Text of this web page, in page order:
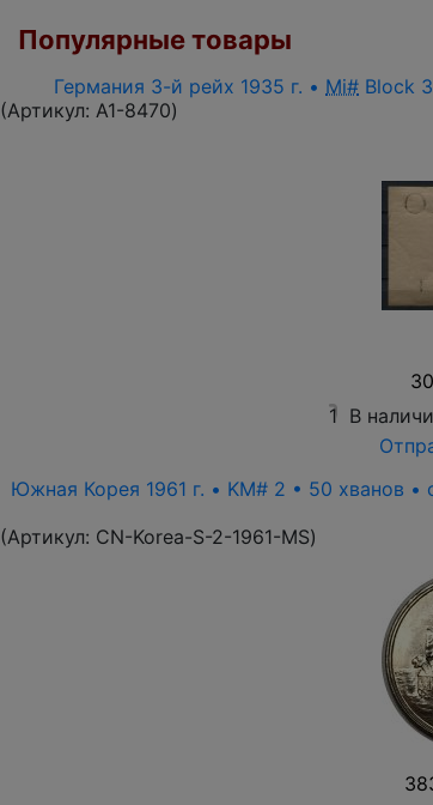
Популярные товары
Германия 3-й рейх 1935 г. • Mi# Block
(Артикул: A1-8470)
1 В
Южная Корея 1961 г. • KM# 2 • 50 хванов •
(Артикул: CN-Korea-S-2-1961-MS)